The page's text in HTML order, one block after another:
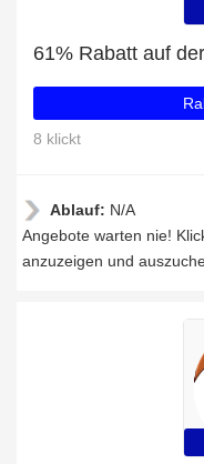
61% Rabatt auf
8 klickt
Ablauf: N/A
Angebote warten nie!
anzuzeigen und